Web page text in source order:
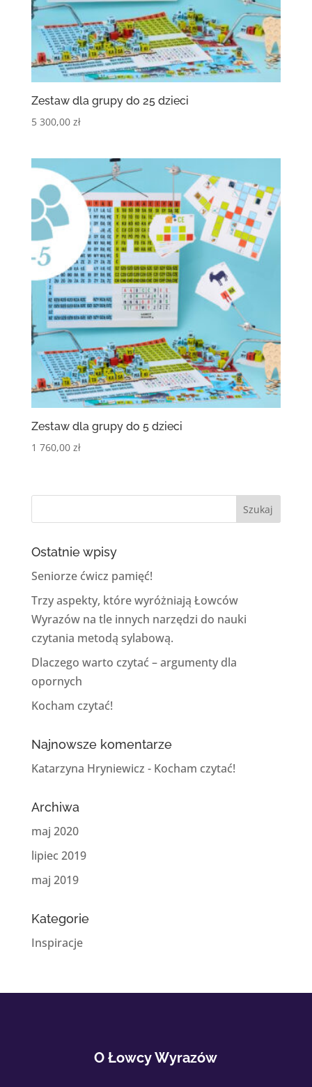
Zestaw dla grupy do 25 dzieci
5 300,00 zł
Zestaw dla grupy do 5 dzieci
1 760,00 zł
Ostatnie wpisy
Seniorze ćwicz pamięć!
Trzy aspekty, które wyróżniają Łowców
Wyrazów na tle innych narzędzi do nauki
czytania metodą sylabową.
Dlaczego warto czytać – argumenty dla
opornych
Kocham czytać!
Najnowsze komentarze
Katarzyna Hryniewicz - Kocham czytać!
Archiwa
maj 2020
lipiec 2019
maj 2019
Kategorie
Inspiracje
O Łowcy Wyrazów